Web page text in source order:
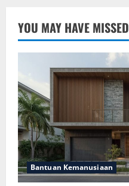
YOU MAY HAVE MISSED
Bantuan Kemanusiaan